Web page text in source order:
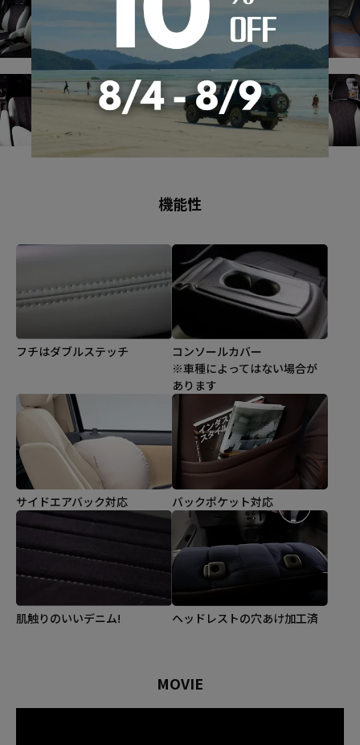
機能性
フチはダブルステッチ
コンソールカバー
※車種によってはない場合が
あります
サイドエアバック対応 バックポケット対応
肌触りのいいデニム! ヘッドレストの穴あけ加工済
MOVIE